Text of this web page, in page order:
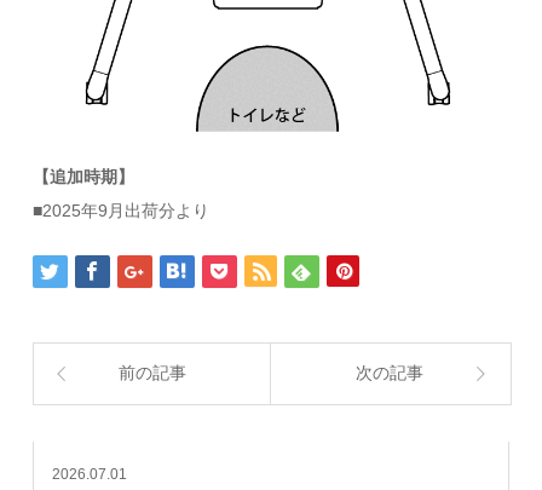
【追加時期】
■2025年9月出荷分より
前の記事 次の記事
2026.07.01